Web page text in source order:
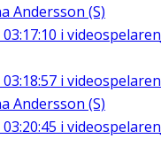
Andersson (S)
03:17:10 i videospelaren
03:18:57 i videospelaren
Andersson (S)
03:20:45 i videospelaren